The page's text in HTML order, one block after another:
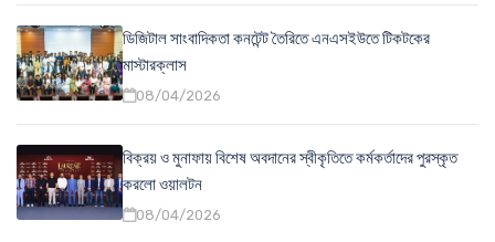
ডিজিটাল সাংবাদিকতা কনটেন্ট তৈরিতে এনএসইউতে টিকটকের
মাস্টারক্লাস
08/04/2026
বিক্রয় ও মুনাফায় বিশেষ অবদানের স্বীকৃতিতে কর্মকর্তাদের পুরস্কৃত
করলো ওয়ালটন
08/04/2026